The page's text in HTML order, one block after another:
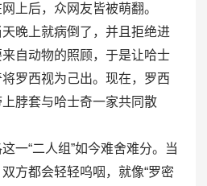
上后，众网友皆被萌翻。
晚上就病倒了，并且拒绝进
自动物的照顾，于是让哈士
罗西视为己出。现在，罗西
脖套与哈士奇一家共同散
一“二人组”如今难舍难分。当
方都会轻轻呜咽，就像“罗密